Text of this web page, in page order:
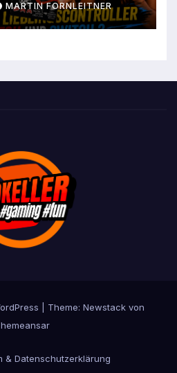
MARTIN FORNLEITNER
Theme: Newstack von
& Datenschutzerklärung